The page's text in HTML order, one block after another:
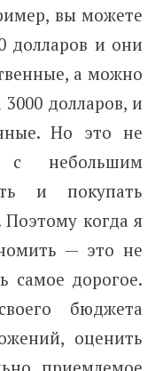
вы можете
долларов и они
а можно
долларов, и
Но это не
с небольшим
и покупать
Поэтому когда я
— это не
самое дорогое.
бюджета
оценить